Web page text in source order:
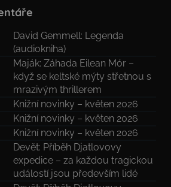
David Gemmell: Legenda
(audiokniha)
Maják: Záhada Eilean Mór –
když se keltské mýty střetnou s
mrazivým thrillerem
Knižní novinky – květen 2026
Knižní novinky – květen 2026
Knižní novinky – květen 2026
Devět: Příběh Djatlovovy
expedice – za každou tragickou
událostí jsou především lidé